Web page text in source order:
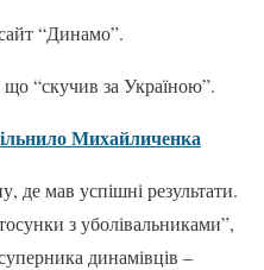
“Динамо”.
що “скучив за Україною”.
Михайличенка
де мав успішні результати.
з уболівальниками”,
динамівців –